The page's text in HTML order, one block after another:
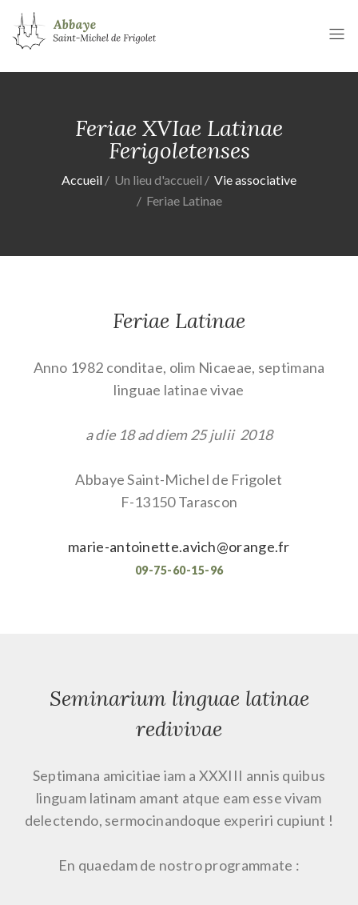
Feriae XVIae Latinae
Ferigoletenses
Accueil Un lieu d'accueil
Vie associative
Feriae Latinae
Feriae Latinae
Anno 1982 conditae, olim Nicaeae, septimana
linguae latinae vivae
a die 18 ad diem 25 julii 2018
Abbaye Saint-Michel de Frigolet
F-13150 Tarascon
marie-antoinette.avich@orange.fr
09-75-60-15-96
Seminarium linguae latinae
redivivae
Septimana amicitiae iam a XXXIII annis quibus
linguam latinam amant atque eam esse vivam
delectendo, sermocinandoque experiri cupiunt !
En quaedam de nostro programmate :